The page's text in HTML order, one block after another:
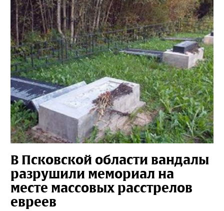
В Псковской области вандалы
разрушили мемориал на
месте массовых расстрелов
евреев